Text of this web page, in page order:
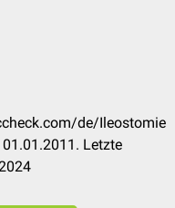
de/Ileostomie
Letzte